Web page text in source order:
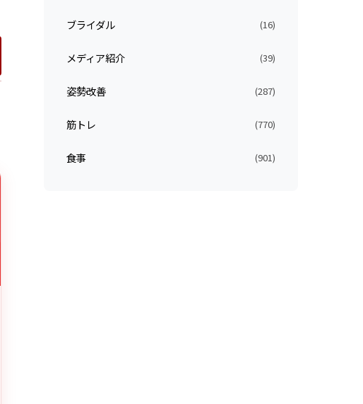
ブライダル (16)
メディア紹介 (39)
姿勢改善 (287)
筋トレ (770)
食事 (901)